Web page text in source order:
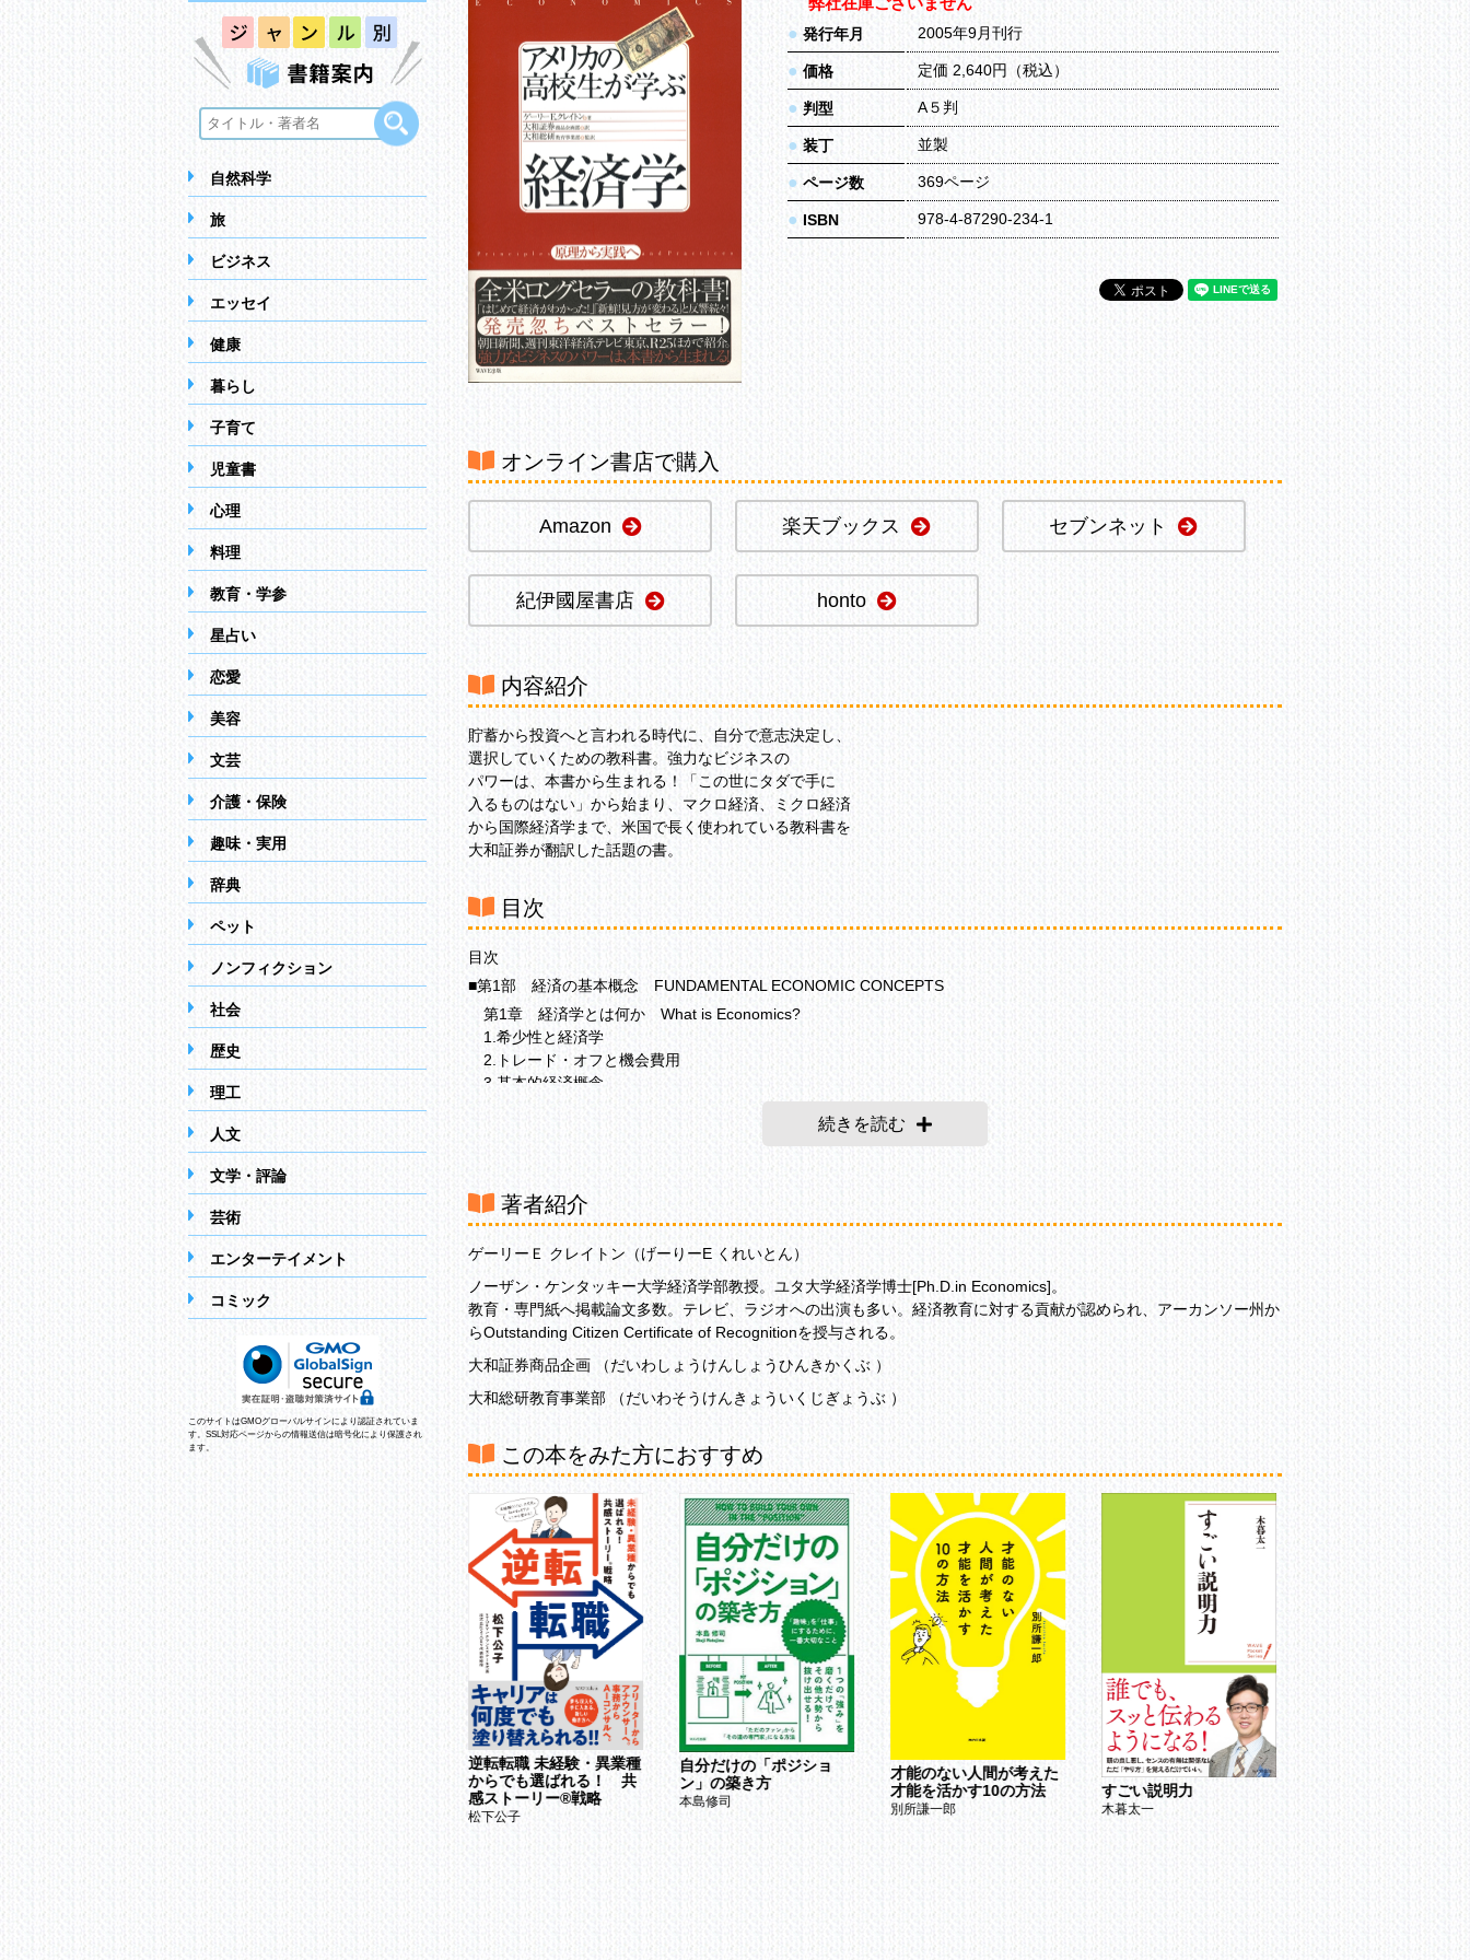
自然科学
旅
ビジネス
エッセイ
健康
暮らし
子育て
児童書
心理
料理
教育・学参
星占い
恋愛
美容
文芸
介護・保険
趣味・実用
辞典
ペット
ノンフィクション
社会
歴史
理工
人文
文学・評論
芸術
エンターテイメント
コミック
このサイトはGMOグローバルサインにより認証されていま
す。SSL対応ページからの情報送信は暗号化により保護され
ます。
● 発行年月 2005年9月刊行
● 価格 定価 2,640円（税込）
● 判型 A５判
● 装丁 並製
● ページ数 369ページ
● ISBN 978-4-87290-234-1
オンライン書店で購入
Amazon 楽天ブックス セブンネット
紀伊國屋書店 honto
内容紹介
貯蓄から投資へと言われる時代に、自分で意志決定し、
選択していくための教科書。強力なビジネスの
パワーは、本書から生まれる！「この世にタダで手に
入るものはない」から始まり、マクロ経済、ミクロ経済
から国際経済学まで、米国で長く使われている教科書を
大和証券が翻訳した話題の書。
目次
目次
■第1部 経済の基本概念 FUNDAMENTAL ECONOMIC CONCEPTS
第1章 経済学とは何か What is Economics?
1.希少性と経済学
2.トレード・オフと機会費用
3.基本的経済概念
第2章 経済システムと意思決定 Economic Systems and Decision Making
第3章 需要 Demand
2.需要の法則
3.需要の弾力性
第4章 供給 Supply
1.供給とは何か
2.生産理論
第5章 価格と意思決定 Prices and Decision Making
2.価格はどのようにして決まるか
3.価格システム
第6章 競争、市場構造、政府の役割 Competition, Market Structures,
and the Role of Government
1.競争と市場構造
2.市場の失敗
3.政府の役割
■第3部 マクロ経済学：制度 MACROECONOMICS:INSTITUTIONS
第7章 政府歳入 Sources of Government Revenue
1.課税の経済学
第8章 政府歳出 Government Spending
1.政府歳出の経済学
第9章 貨幣 Money
1.貨幣の進化
第10章 連邦準備制度と金融政策 The Federal Reserve System and Monetary Policy
3.金融政策、銀行業、経済
2.金融資産への投資
続きを読む
著者紹介
ゲーリーＥ クレイトン（げーりーE くれいとん）
ノーザン・ケンタッキー大学経済学部教授。ユタ大学経済学博士[Ph.D.in Economics]。
教育・専門紙へ掲載論文多数。テレビ、ラジオへの出演も多い。経済教育に対する貢献が認められ、アーカンソー州か
らOutstanding Citizen Certificate of Recognitionを授与される。
大和証券商品企画 （だいわしょうけんしょうひんきかくぶ ）
大和総研教育事業部 （だいわそうけんきょういくじぎょうぶ ）
この本をみた方におすすめ
中山マコト
BUSINESS
逆転転職 未経験・異業種
からでも選ばれる！ 共
感ストーリー®戦略
松下公子
自分だけの「ポジショ
ン」の築き方
本島修司
才能のない人間が考えた
才能を活かす10の方法
別所謙一郎
すごい説明力
木暮太一